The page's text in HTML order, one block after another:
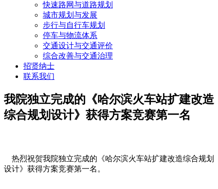
快速路网与道路规划
城市规划与发展
步行与自行车规划
停车与物流体系
交通设计与交通评价
综合改善与交通治理
招贤纳士
联系我们
我院独立完成的《哈尔滨火车站扩建改造
综合规划设计》获得方案竞赛第一名
热烈祝贺我院独立完成的《哈尔滨火车站扩建改造综合规划
设计》获得方案竞赛第一名。